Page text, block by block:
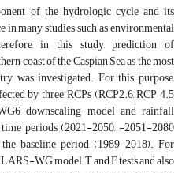
of the hydrologic cycle and its
many studies such as environmental
in this study, prediction of
coast of the Caspian Sea as the most
was investigated. For this purpose,
by three RCPs (RCP2.6, RCP 4.5
downscaling model and rainfall
periods (2021-2050, -2051-2080
baseline period (1989-2018). For
WG model, T and F tests and also